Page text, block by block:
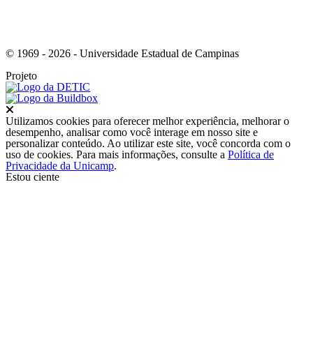
© 1969 - 2026 - Universidade Estadual de Campinas
Projeto
Utilizamos cookies para oferecer melhor experiência, melhorar o
desempenho, analisar como você interage em nosso site e
personalizar conteúdo. Ao utilizar este site, você concorda com o
uso de cookies. Para mais informações, consulte a Política de
Privacidade da Unicamp.
Estou ciente